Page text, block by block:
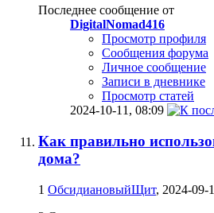
Последнее сообщение от
DigitalNomad416
Просмотр профиля
Сообщения форума
Личное сообщение
Записи в дневнике
Просмотр статей
2024-10-11, 08:09
Как правильно
дома?
1 ОбсидиановыйЩит, 2024-09-